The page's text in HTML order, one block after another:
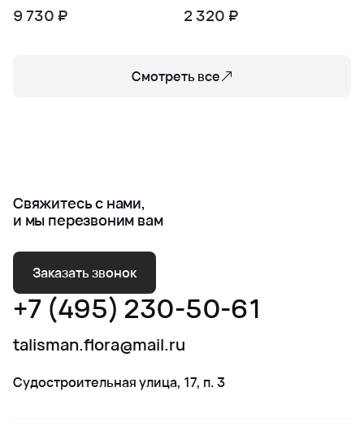
9 730 ₽ 2 320 ₽
Смотреть все
Свяжитесь с нами,
и мы перезвоним вам
Заказать звонок
+7 (495) 230-50-61
talisman.flora@mail.ru
Судостроительная улица, 17, п. 3